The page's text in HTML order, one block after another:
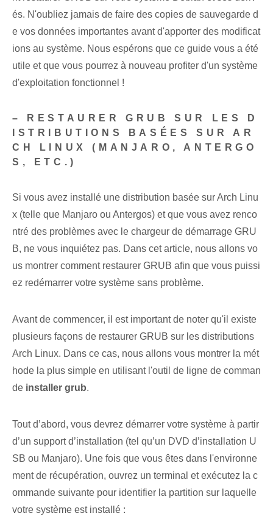
és. N'oubliez jamais de faire des copies de sauvegarde d
e vos données importantes avant d'apporter des modificat
ions au système. Nous espérons que ce guide vous a été
utile et que vous pourrez à nouveau profiter d'un système
d'exploitation fonctionnel !
– RESTAURER GRUB SUR LES D
ISTRIBUTIONS BASÉES SUR AR
CH LINUX (MANJARO, ANTERGO
S, ETC.)
Si vous avez installé une distribution basée sur Arch Linu
x (telle que Manjaro ou Antergos) et que vous avez renco
ntré des problèmes avec le chargeur de démarrage GRU
B, ne vous inquiétez pas. Dans cet article, nous allons vo
us montrer comment restaurer GRUB‍ afin que vous puissi
ez redémarrer‌ votre système sans problème.
Avant de commencer, il est important de noter qu'il existe
plusieurs façons de restaurer GRUB sur les distributions
Arch Linux. Dans ce cas, nous allons vous montrer la mét
hode la plus simple en utilisant l'outil de ligne de comman
de installer grub.
Tout d’abord, vous devrez démarrer votre système à partir
d’un support d’installation (tel qu’un DVD d’installation U
SB ou ‌Manjaro). Une fois que vous êtes dans l'environne
ment de récupération, ouvrez un terminal et exécutez la c
ommande suivante pour identifier la partition sur laquelle
votre système est installé :